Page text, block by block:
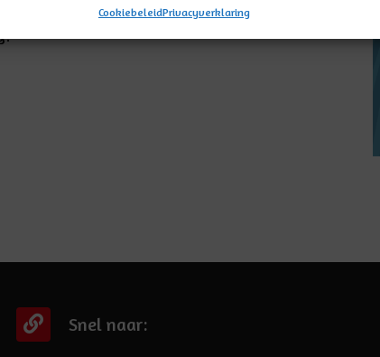
CookiebeleidPrivacyverklaring
‘s middags was er een heus slagbal- en
Snel naar: